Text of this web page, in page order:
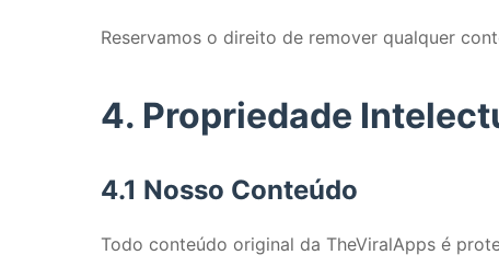
Reservamos o direito de remover qualquer
4. Propriedade
4.1 Nosso Conteúdo
Todo conteúdo original da TheViralApps é